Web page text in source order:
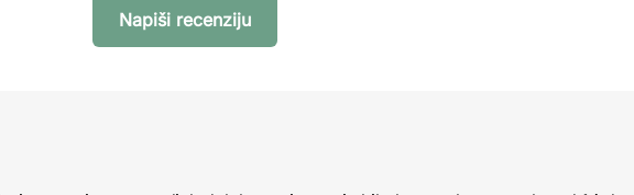
Napiši recenziju